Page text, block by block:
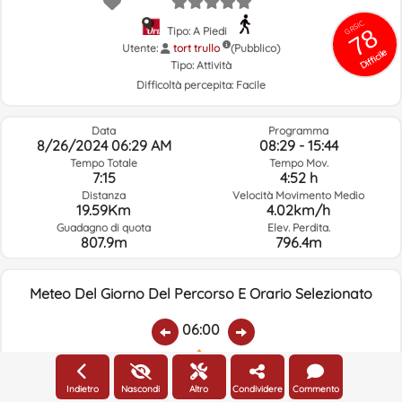
GRSIC
78
Difficile
Tipo: A Piedi
Utente:
tort trullo
(Pubblico)
Tipo: Attività
Difficoltà percepita: Facile
Data
8/26/2024 06:29 AM
Tempo Totale
7:15
Distanza
19.59Km
Guadagno di quota
807.9m
Programma
08:29 - 15:44
Tempo Mov.
4:52 h
Velocità Movimento Medio
4.02km/h
Elev. Perdita.
796.4m
Meteo Del Giorno Del Percorso E Orario Selezionato
06:00
Temp.:
11.1ºC
Piovere:
0
Umidità Media:
99%
Velocità Vento:
4km/h
Indirizzo Vento:
Indietro Nascondi Altro Condividere Commento